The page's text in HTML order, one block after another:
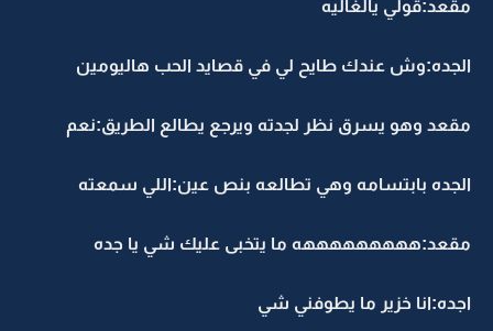
مقعد:قولي يالغاليه
الجده:وش عندك طايح لي في قصايد الحب هاليومين
مقعد وهو يسرق نظر لجدته ويرجع يطالع الطريق:نعم
الجده بابتسامه وهي تطالعه بنص عين:اللي سمعته
مقعد:هههههههههه ما يتخبى عليك شي يا جده
اجده:انا خزير ما يطوفني شي